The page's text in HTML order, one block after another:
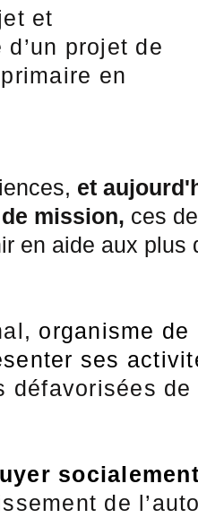
et
projet de
en
et
mission, ces
en aide aux plus
organisme
ses
défavorisées
de